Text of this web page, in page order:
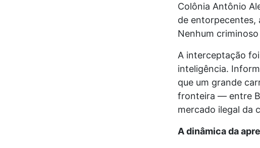
Colônia Antônio
de entorpecentes,
Nenhum
A interceptação
inteligência.
que um grande
fronteira — entre
mercado ilegal da
A dinâmica da